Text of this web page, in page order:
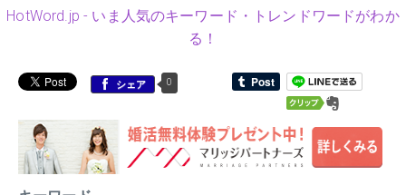
HotWord.jp - いま人気のキーワード・トレンドワードがわか
る！
シェア 0